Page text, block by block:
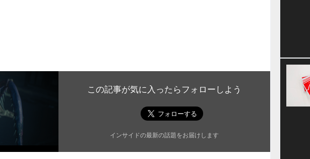
この記事が気に入ったらフォローしよう
インサイドの最新の話題をお届けします